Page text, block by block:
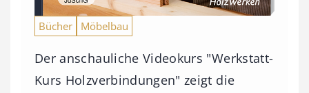
Bücher Möbelbau
Der anschauliche Videokurs "Werkstatt-
Kurs Holzverbindungen" zeigt die